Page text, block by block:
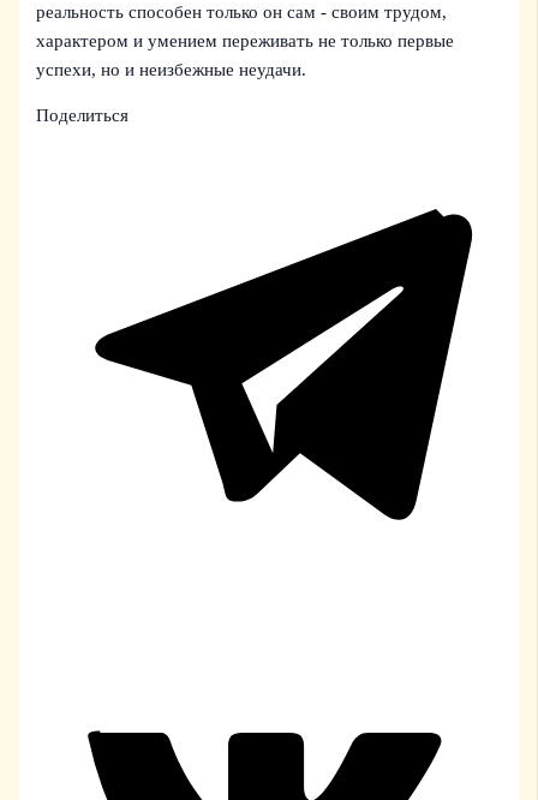
реальность способен только он сам - своим трудом,
характером и умением переживать не только первые
успехи, но и неизбежные неудачи.
Поделиться